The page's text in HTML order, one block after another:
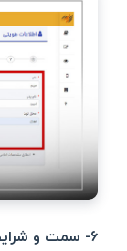
۶- سمت و شرایط نماینده